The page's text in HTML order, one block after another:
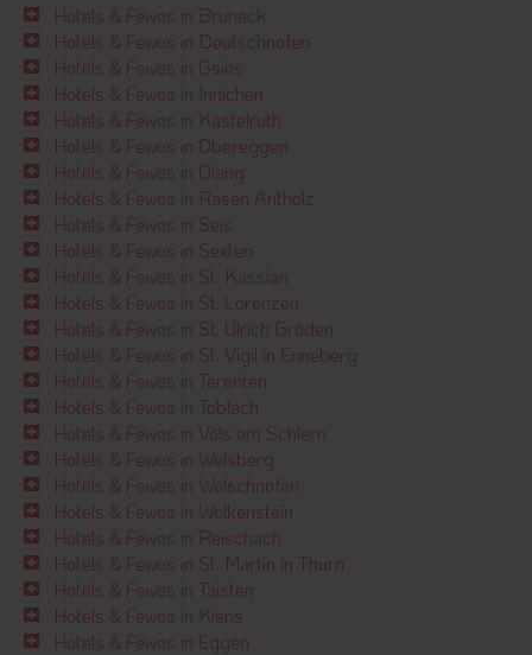
Hotels & Fewos in Bruneck
Hotels & Fewos in Deutschnofen
Hotels & Fewos in Gsies
Hotels & Fewos in Innichen
Hotels & Fewos in Kastelruth
Hotels & Fewos in Obereggen
Hotels & Fewos in Olang
Hotels & Fewos in Rasen Antholz
Hotels & Fewos in Seis
Hotels & Fewos in Sexten
Hotels & Fewos in St. Kassian
Hotels & Fewos in St. Lorenzen
Hotels & Fewos in St. Ulrich Gröden
Hotels & Fewos in St. Vigil in Enneberg
Hotels & Fewos in Terenten
Hotels & Fewos in Toblach
Hotels & Fewos in Völs am Schlern
Hotels & Fewos in Welsberg
Hotels & Fewos in Welschnofen
Hotels & Fewos in Wolkenstein
Hotels & Fewos in Reischach
Hotels & Fewos in St. Martin in Thurn
Hotels & Fewos in Taisten
Hotels & Fewos in Kiens
Hotels & Fewos in Eggen